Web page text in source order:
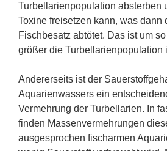
Turbellarienpopulation absterben
Toxine freisetzen kann, was dann
Fischbesatz abtötet. Das ist um
größer die Turbellarienpopulation
Andererseits ist der
Aquarienwassers ein
Vermehrung der Turbellarien. In
finden Massenvermehrungen
ausgesprochen fischarmen